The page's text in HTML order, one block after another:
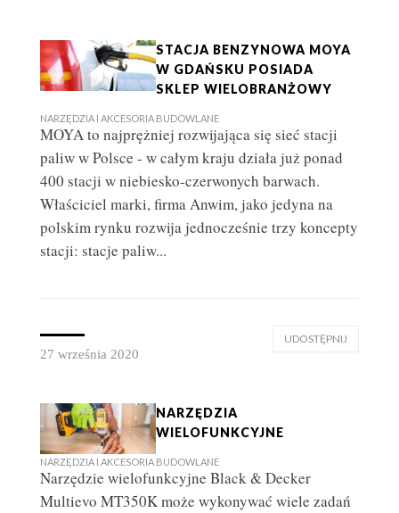
STACJA BENZYNOWA MOYA
W GDAŃSKU POSIADA
SKLEP WIELOBRANŻOWY
NARZĘDZIA I AKCESORIA BUDOWLANE
MOYA to najprężniej rozwijająca się sieć stacji
paliw w Polsce - w całym kraju działa już ponad
400 stacji w niebiesko-czerwonych barwach.
Właściciel marki, firma Anwim, jako jedyna na
polskim rynku rozwija jednocześnie trzy koncepty
stacji: stacje paliw...
27 września 2020
UDOSTĘPNIJ
NARZĘDZIA
WIELOFUNKCYJNE
NARZĘDZIA I AKCESORIA BUDOWLANE
Narzędzie wielofunkcyjne Black & Decker
Multievo MT350K może wykonywać wiele zadań